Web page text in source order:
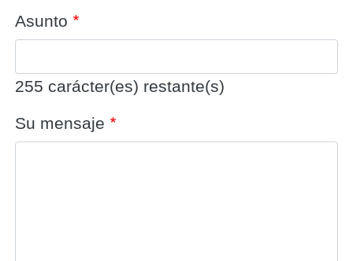
Asunto
255 carácter(es) restante(s)
Su mensaje